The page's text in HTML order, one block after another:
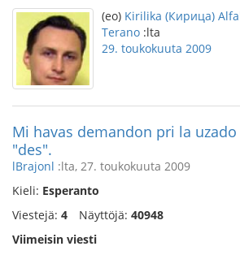
(eo) Kirilika (Кирица)
Terano :lta
29. toukokuuta 2009
Mi havas demandon pri la
"des".
lBrajonl :lta, 27. toukokuuta 2009
Kieli: Esperanto
Viestejä: 4 Näyttöjä: 40948
Viimeisin viesti